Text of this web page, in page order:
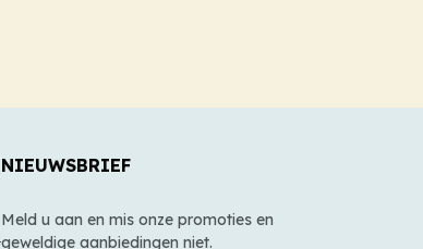
NIEUWSBRIEF
Meld u aan en mis onze promoties en
geweldige aanbiedingen niet.